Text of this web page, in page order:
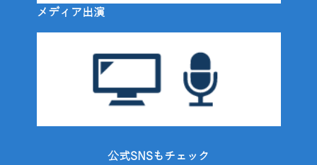
メディア出演
公式SNSもチェック